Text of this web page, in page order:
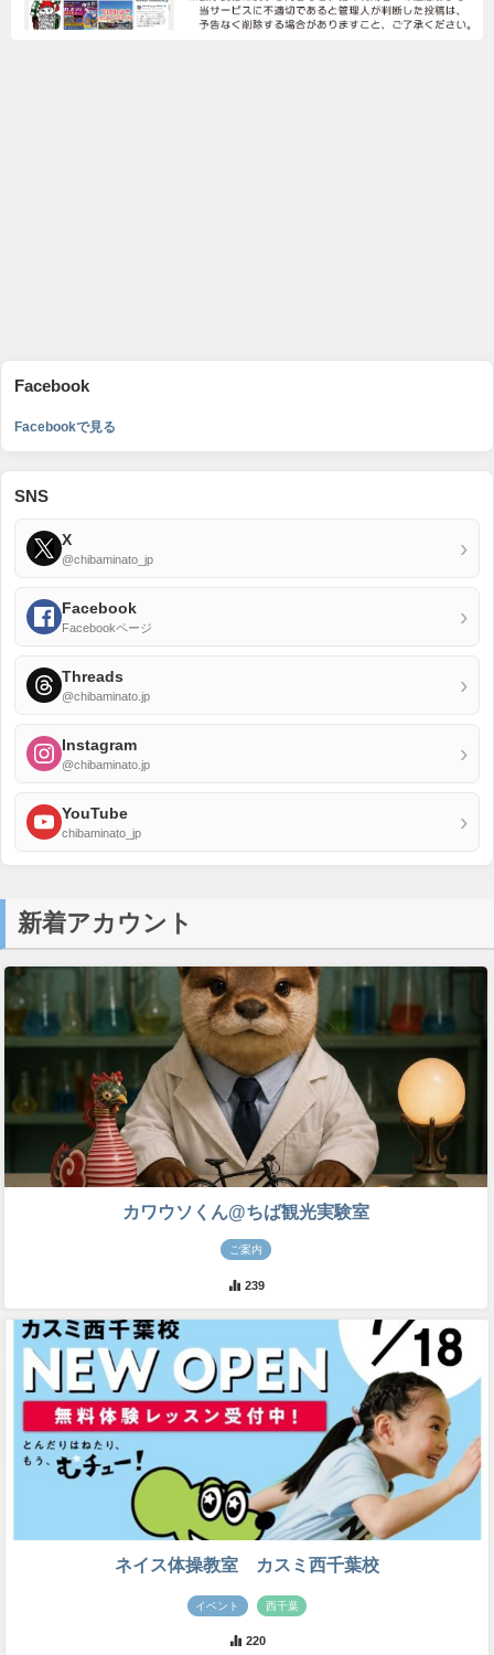
Facebook
Facebookで見る
SNS
X
@chibaminato_jp ›
Facebook
Facebookページ ›
Threads
@chibaminato.jp ›
Instagram
@chibaminato.jp ›
YouTube
chibaminato_jp ›
新着アカウント
カワウソくん@ちば観光実験室
ご案内
239
ネイス体操教室 カスミ西千葉校
イベント 西千葉
220